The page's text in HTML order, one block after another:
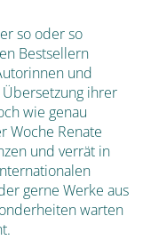
so oder so
Bestsellern
und
ihrer
wie genau
Woche Renate
und verrät in
gerne Werke aus
warten